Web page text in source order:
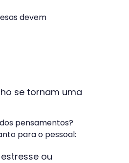
devem
se tornam uma
pensamentos?
para o pessoal:
ou